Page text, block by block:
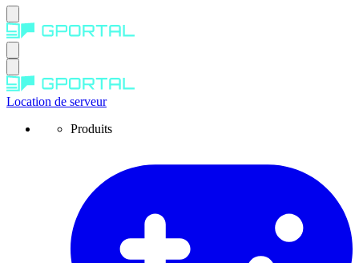
Location de serveur
Produits